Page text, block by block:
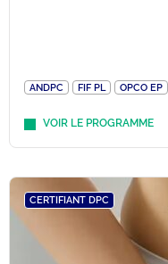
ANDPC FIF PL OPCO EP
VOIR LE PROGRAMME
CERTIFIANT DPC